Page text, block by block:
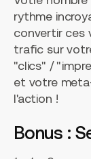
rythme
convertir ces
trafic sur
"clics" /
et votre
l'action !
Bonus :